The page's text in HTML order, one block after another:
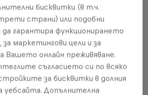
3 Tour Stops
бисквитки (в т.ч.
страни) или подобни
да гарантира функционирането
маркетингови цели и за
Вашето онлайн преживяване.
съгласието си по всяко
за бисквитки в долния
уебсайта. Допълнителна